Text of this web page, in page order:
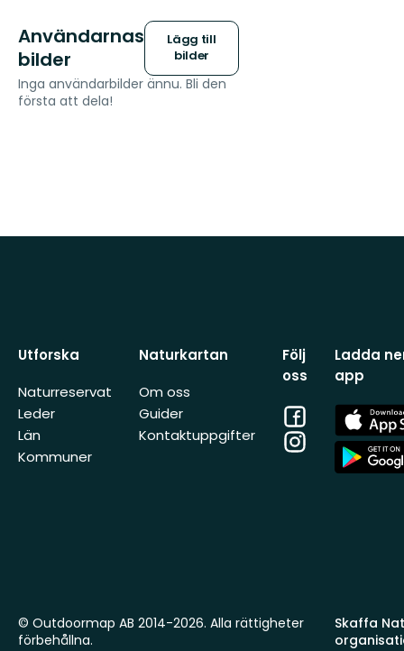
Användarnas
bilder
Lägg till
bilder
Inga användarbilder ännu. Bli den
första att dela!
Utforska
Naturreservat
Leder
Län
Kommuner
Naturkartan
Om oss
Guider
Kontaktuppgifter
Följ
oss
Facebook
Instagram
Ladda
app
App
Store
App
Store
Skaffa
© Outdoormap AB 2014-2026. Alla rättigheter
förbehållna.